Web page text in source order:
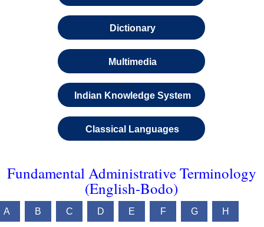
Dictionary
Multimedia
Indian Knowledge System
Classical Languages
Fundamental Administrative Terminology
(English-Bodo)
A B C D E F G H